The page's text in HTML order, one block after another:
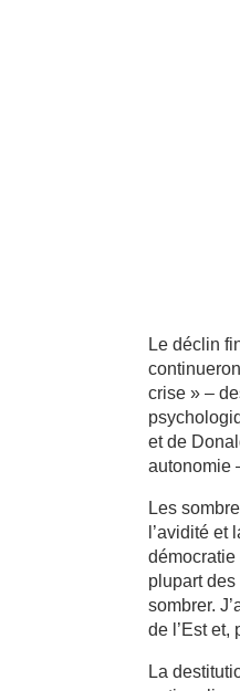
Le déclin
crise » –
et de
autonomie
Les
l’avidité
plupart
sombrer.
de l’Est et,
La